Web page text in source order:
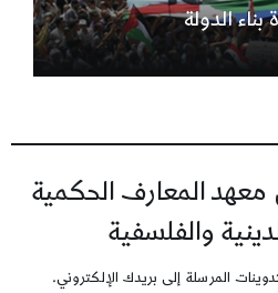
الدولة
المعارف الحكمية
والفلسفية
المرسلة إلى بريدك الإلكتروني.